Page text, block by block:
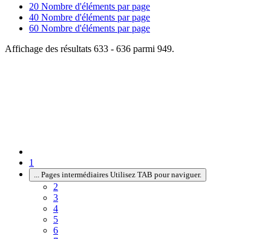
20 Nombre d'éléments par page
40 Nombre d'éléments par page
60 Nombre d'éléments par page
Affichage des résultats 633 - 636 parmi 949.
1
Pages intermédiaires Utilisez TAB pour naviguer.
2
3
4
5
6